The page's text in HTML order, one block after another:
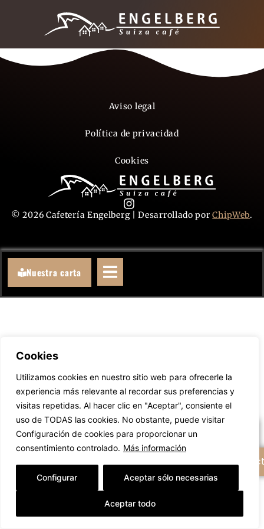
Cookies
Utilizamos cookies en nuestro sitio web para ofrecerle la
experiencia más relevante al recordar sus preferencias y
visitas repetidas. Al hacer clic en "Aceptar", consiente el
uso de TODAS las cookies. No obstante, puede visitar
Configuración de cookies para proporcionar un
consentimiento controlado. Más información
Configurar Aceptar sólo necesarias
Aceptar todo
© 2026 Cafetería Engelberg | Desarrollado porChipWeb.
Aviso legal
Política de privacidad
Cookies
Nuestra carta
Llámanos
WhatsAppeanos
Escríbenos un email
+ Opciones de